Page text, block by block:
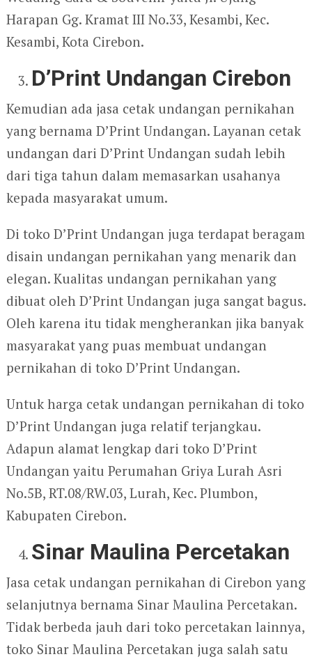
Harapan Gg. Kramat III No.33, Kesambi, Kec.
Kesambi, Kota Cirebon.
D’Print Undangan Cirebon
Kemudian ada jasa cetak undangan pernikahan
yang bernama D’Print Undangan. Layanan cetak
undangan dari D’Print Undangan sudah lebih
dari tiga tahun dalam memasarkan usahanya
kepada masyarakat umum.
Di toko D’Print Undangan juga terdapat beragam
disain undangan pernikahan yang menarik dan
elegan. Kualitas undangan pernikahan yang
dibuat oleh D’Print Undangan juga sangat bagus.
Oleh karena itu tidak mengherankan jika banyak
masyarakat yang puas membuat undangan
pernikahan di toko D’Print Undangan.
Untuk harga cetak undangan pernikahan di toko
D’Print Undangan juga relatif terjangkau.
Adapun alamat lengkap dari toko D’Print
Undangan yaitu Perumahan Griya Lurah Asri
No.5B, RT.08/RW.03, Lurah, Kec. Plumbon,
Kabupaten Cirebon.
Sinar Maulina Percetakan
Jasa cetak undangan pernikahan di Cirebon yang
selanjutnya bernama Sinar Maulina Percetakan.
Tidak berbeda jauh dari toko percetakan lainnya,
toko Sinar Maulina Percetakan juga salah satu